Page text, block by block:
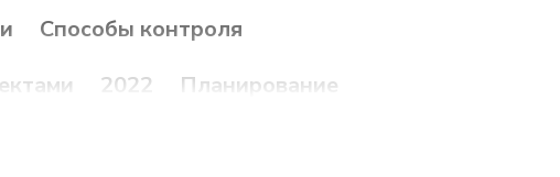
Способы контроля
2022
Планирование